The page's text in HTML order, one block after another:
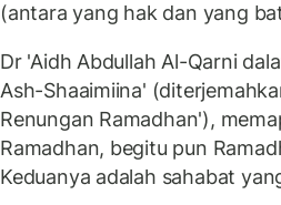
(antara yang hak dan yang
Dr 'Aidh Abdullah Al-Qarni
Ash-Shaaimiina'
Renungan Ramadhan'),
Ramadhan, begitu pun
Keduanya adalah sahabat